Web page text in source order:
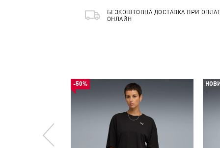
БЕЗКОШТОВНА ДОСТАВКА ПРИ
ОНЛАЙН
-50%